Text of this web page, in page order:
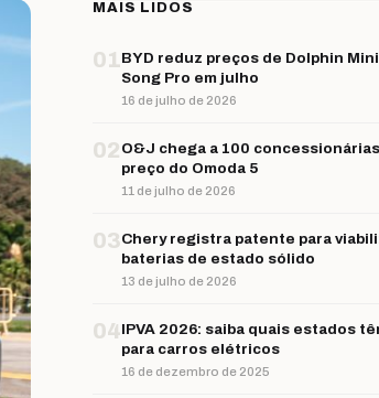
MAIS LIDOS
01BYD reduz preços de Dolphin
Song Pro em julho
16 de julho de 2026
02 O&J chega a 100
preço do Omoda 5
11 de julho de 2026
03Chery registra patente para
baterias de estado sólido
13 de julho de 2026
04IPVA 2026: saiba quais estados
para carros elétricos
16 de dezembro de 2025